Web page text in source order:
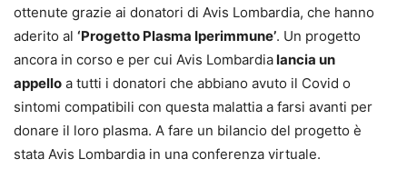
ottenute grazie ai donatori di Avis Lombardia, che hanno
aderito al ‘Progetto Plasma Iperimmune’. Un progetto
ancora in corso e per cui Avis Lombardialancia un
appello a tutti i donatori che abbiano avuto il Covid o
sintomi compatibili con questa malattia a farsi avanti per
donare il loro plasma. A fare un bilancio del progetto è
stata Avis Lombardia in una conferenza virtuale.